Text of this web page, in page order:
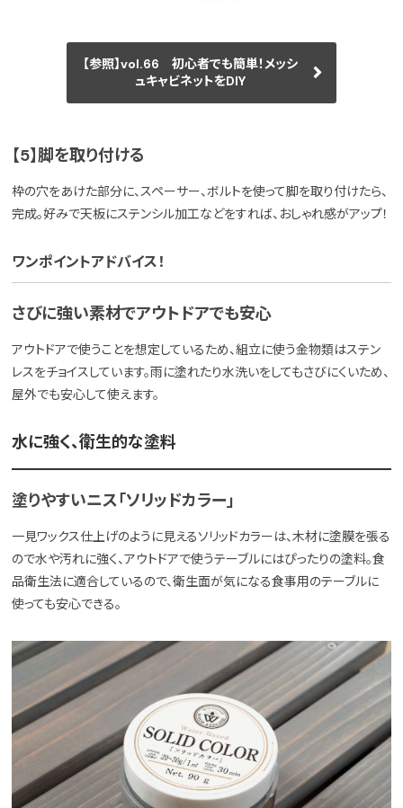
【参照】vol.66 初心者でも簡単！メッシ
ュキャビネットをDIY
【5】脚を取り付ける
枠の穴をあけた部分に、スペーサー、ボルトを使って脚を取り付けたら、
完成。好みで天板にステンシル加工などをすれば、おしゃれ感がアップ！
ワンポイントアドバイス！
さびに強い素材でアウトドアでも安心
アウトドアで使うことを想定しているため、組立に使う金物類はステン
レスをチョイスしています。雨に塗れたり水洗いをしてもさびにくいため、
屋外でも安心して使えます。
水に強く、衛生的な塗料
塗りやすいニス「ソリッドカラー」
一見ワックス仕上げのように見えるソリッドカラーは、木材に塗膜を張る
ので水や汚れに強く、アウトドアで使うテーブルにはぴったりの塗料。食
品衛生法に適合しているので、衛生面が気になる食事用のテーブルに
使っても安心できる。